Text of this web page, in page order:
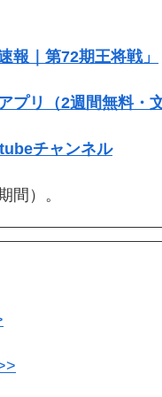
報｜第72期王将戦」
プリ（2週間無料・
チャンネル
間）。